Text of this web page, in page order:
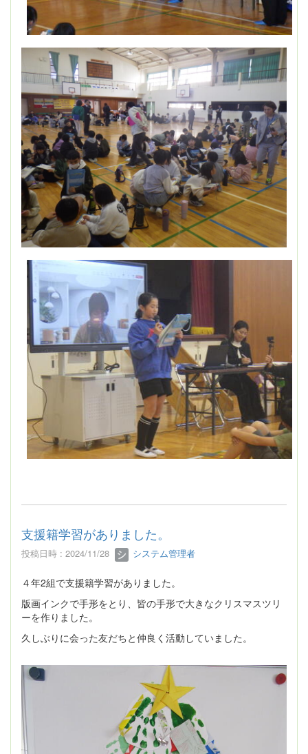
支援籍学習がありました。
投稿日時 : 2024/11/28 システム管理者
４年2組で支援籍学習がありました。
版画インクで手形をとり、皆の手形で大きなクリスマスツリ
ーを作りました。
久しぶりに会った友だちと仲良く活動していました。